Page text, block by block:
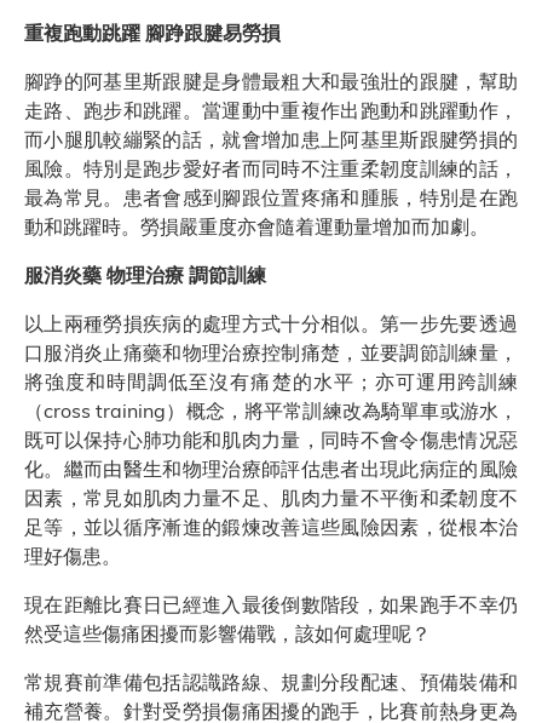
重複跑動跳躍 腳踭跟腱易勞損
腳踭的阿基里斯跟腱是身體最粗大和最強壯的跟腱，幫助
走路、跑步和跳躍。當運動中重複作出跑動和跳躍動作，
而小腿肌較繃緊的話，就會增加患上阿基里斯跟腱勞損的
風險。特別是跑步愛好者而同時不注重柔韌度訓練的話，
最為常見。患者會感到腳跟位置疼痛和腫脹，特別是在跑
動和跳躍時。勞損嚴重度亦會隨着運動量增加而加劇。
服消炎藥 物理治療 調節訓練
以上兩種勞損疾病的處理方式十分相似。第一步先要透過
口服消炎止痛藥和物理治療控制痛楚，並要調節訓練量，
將強度和時間調低至沒有痛楚的水平；亦可運用跨訓練
（cross training）概念，將平常訓練改為騎單車或游水，
既可以保持心肺功能和肌肉力量，同時不會令傷患情况惡
化。繼而由醫生和物理治療師評估患者出現此病症的風險
因素，常見如肌肉力量不足、肌肉力量不平衡和柔韌度不
足等，並以循序漸進的鍛煉改善這些風險因素，從根本治
理好傷患。
現在距離比賽日已經進入最後倒數階段，如果跑手不幸仍
然受這些傷痛困擾而影響備戰，該如何處理呢？
常規賽前準備包括認識路線、規劃分段配速、預備裝備和
補充營養。針對受勞損傷痛困擾的跑手，比賽前熱身更為